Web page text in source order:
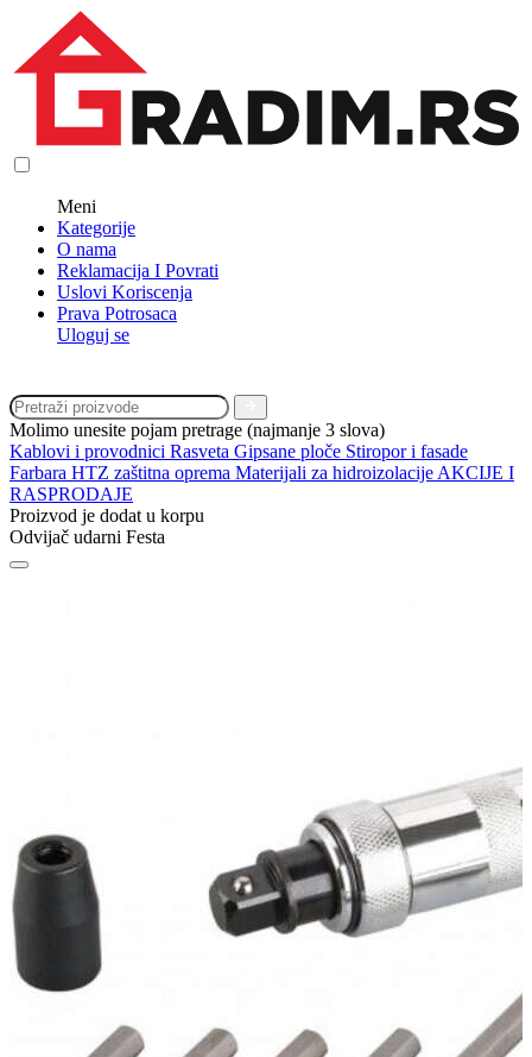
Meni
Kategorije
O nama
Reklamacija I Povrati
Uslovi Koriscenja
Prava Potrosaca
Uloguj se
Molimo unesite pojam pretrage (najmanje 3 slova)
Kablovi i provodnici Rasveta Gipsane ploče Stiropor i fasade
Farbara HTZ zaštitna oprema Materijali za hidroizolacije AKCIJE I
RASPRODAJE
Proizvod je dodat u korpu
Odvijač udarni Festa